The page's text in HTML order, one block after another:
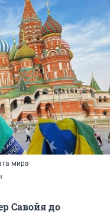
мира
Савойя до